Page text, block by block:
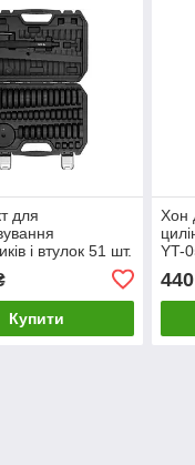
для
і втулок 51 шт.
Купити
Хон
YT-
440